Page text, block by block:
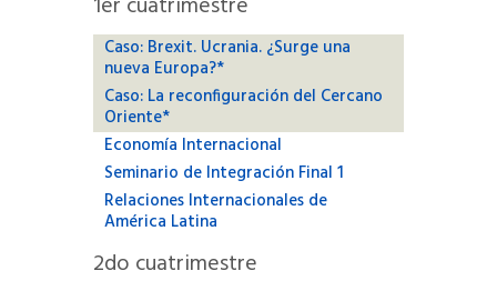
Caso: Brexit. Ucrania. ¿Surge una
nueva Europa?*
Caso: La reconfiguración del Cercano
Oriente*
Economía Internacional
Seminario de Integración Final 1
Relaciones Internacionales de
América Latina
2do cuatrimestre